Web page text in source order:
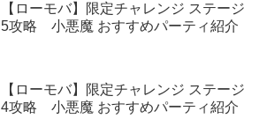
【ローモバ】限定チャレンジ ステージ
5攻略 小悪魔 おすすめパーティ紹介
【ローモバ】限定チャレンジ ステージ
4攻略 小悪魔 おすすめパーティ紹介